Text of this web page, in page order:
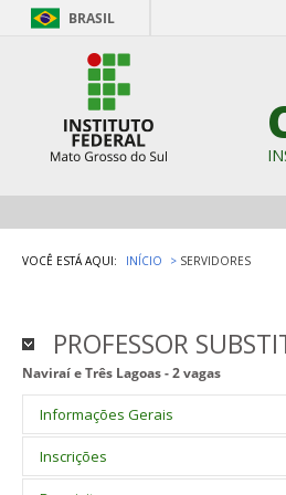
BRASIL
VOCÊ ESTÁ AQUI: INÍCIO SERVIDORES
PROFESSOR
Naviraí e Três Lagoas - 2 vagas
Informações Gerais
Processo Seletivo Simplificado
noscampiNaviraí e Três Lagoas.
Inscrições